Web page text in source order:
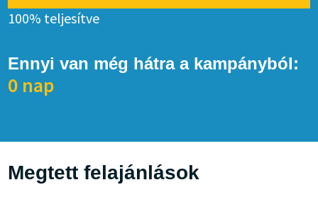
100% teljesítve
Ennyi van még hátra a kampányból:
0 nap
Megtett felajánlások